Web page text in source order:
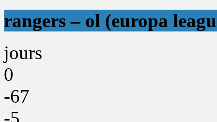
rangers – ol (europa
jours
0
-67